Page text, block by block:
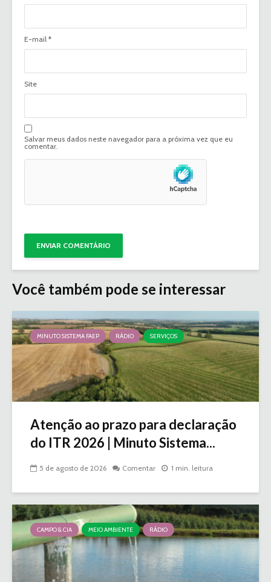
E-mail *
Site
Salvar meus dados neste navegador para a próxima vez que eu
comentar.
Você também pode se interessar
MINUTO SISTEMA FAEP RÁDIO SERVIÇOS
Atenção ao prazo para declaração
do ITR 2026 | Minuto Sistema...
5 de agosto de 2026 Comentar 1 min. leitura
CAMPO & CIA MEIO AMBIENTE RÁDIO